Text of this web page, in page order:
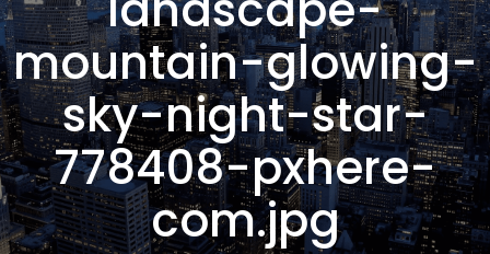
mountain-glowing-
sky-night-star-
778408-pxhere-
com.jpg